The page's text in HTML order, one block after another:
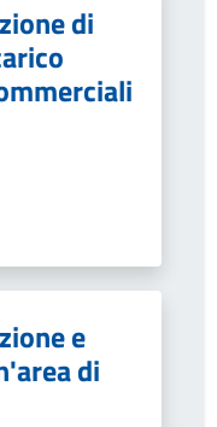
di
e
di